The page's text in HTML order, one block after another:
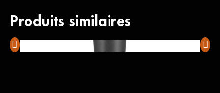
Produits similaires
Shure SM58 M-